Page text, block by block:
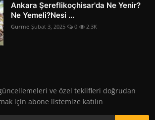
Ankara Şereflikoçhisar'da Ne Yenir?
Ne Yemeli?Nesi ...
Gurme Şubat 3, 2025 0 2.3K
ve özel teklifleri doğrudan
için abone listemize katılın